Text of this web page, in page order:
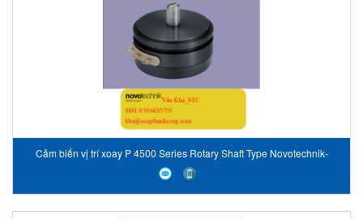
Cảm biến vị trí xoay P 4500 Series Rotary Shaft Type Novotechnik-
Vietnam